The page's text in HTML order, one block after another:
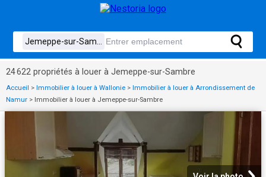
24 622 propriétés à louer à Jemeppe-sur-Sambre
Accueil > Immobilier à louer à Wallonie > Immobilier à louer à Arrondissement de
Namur > Immobilier à louer à Jemeppe-sur-Sambre